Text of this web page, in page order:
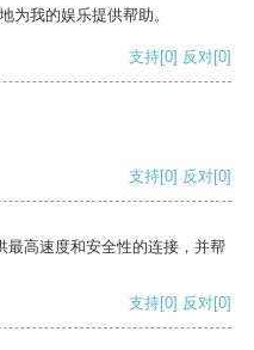
为我的娱乐提供帮助。
支持[0] 反对[0]
支持[0] 反对[0]
最高速度和安全性的连接，并帮
支持[0] 反对[0]